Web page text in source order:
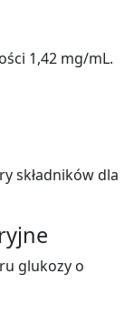
1,42 mg/mL.
składników dla
glukozy o